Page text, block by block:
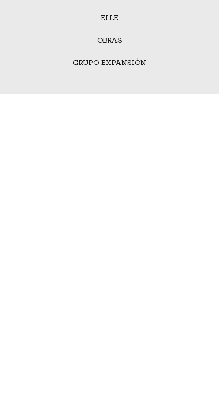
ELLE
OBRAS
GRUPO EXPANSIÓN